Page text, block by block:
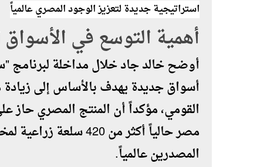
استراتيجية جديدة لتعزيز الوجود المصري عالمياً
أهمية التوسع في الأسواق
أوضح خالد جاد خلال مداخلة لبرنامج
أسواق جديدة يهدف بالأساس إلى زيادة
القومي، مؤكداً أن المنتج المصري حاز
مصر حالياً أكثر من
المصدرين عالمياً.